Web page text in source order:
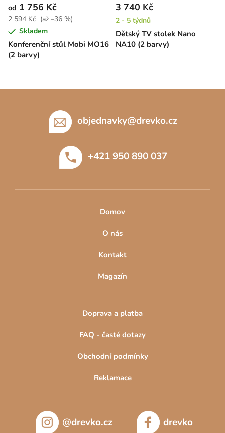
Konferenční stůl Mobi MO16
(2 barvy)
od 1 756 Kč
2 594 Kč (až –36 %)
Skladem
Dětský TV stolek Nano
NA10 (2 barvy)
3 740 Kč
2 - 5 týdnů
objednavky@drevko.cz
+421 950 890 037
Domov
O nás
Kontakt
Magazín
Doprava a platba
FAQ - časté dotazy
Obchodní podmínky
Reklamace
@drevko.cz drevko